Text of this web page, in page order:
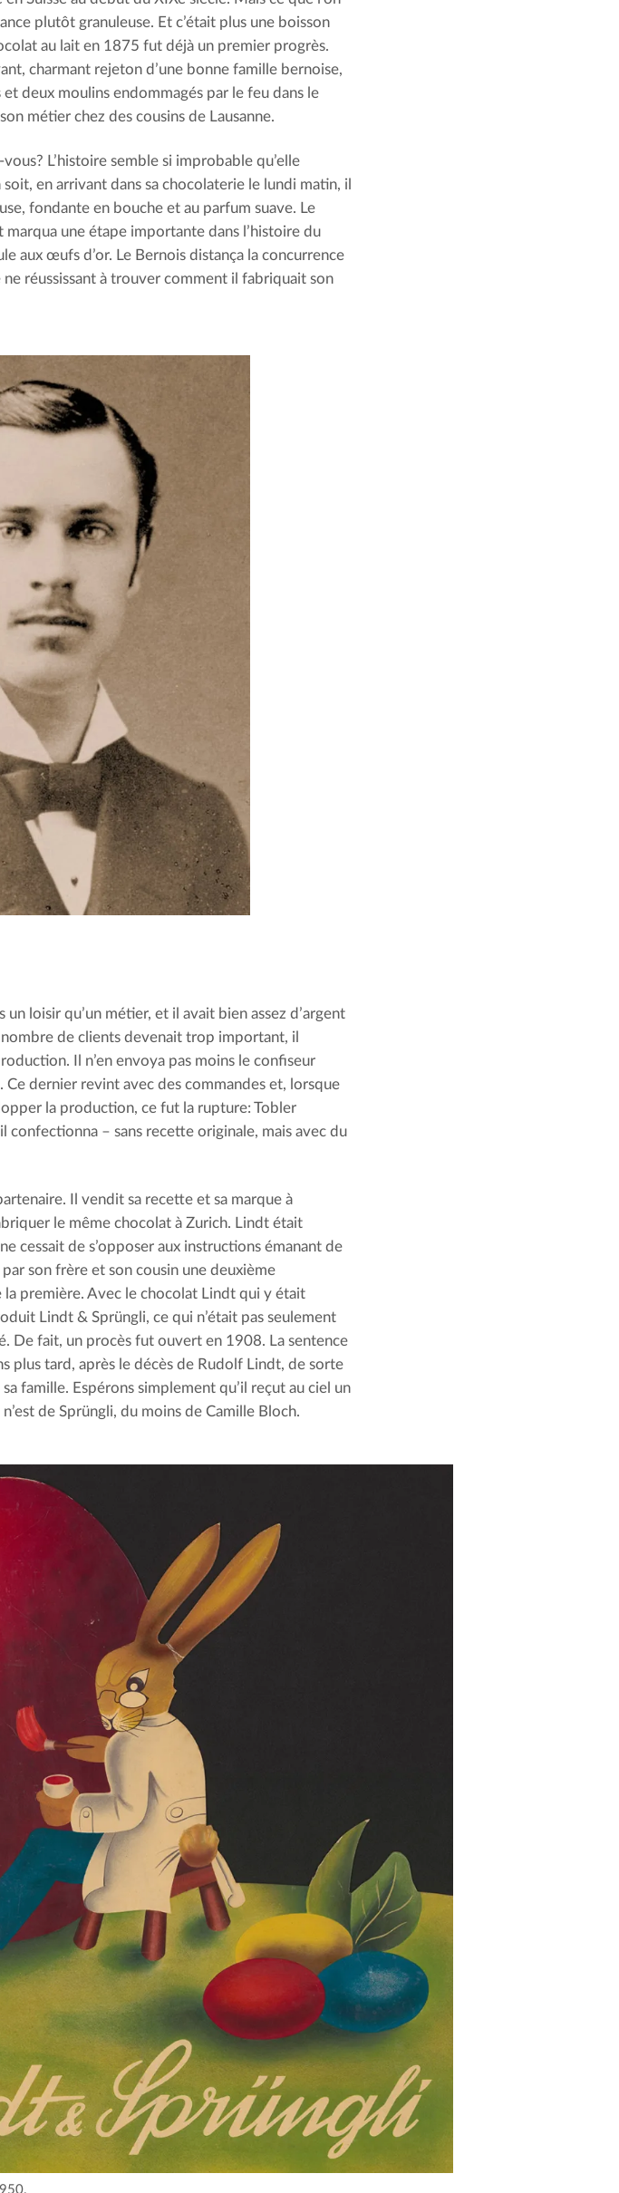
plutôt granuleuse. Et c’était plus une boisson
au lait en 1875 fut déjà un premier progrès.
charmant rejeton d’une bonne famille bernoise,
deux moulins endommagés par le feu dans le
métier chez des cousins de Lausanne.
L’histoire semble si improbable qu’elle
en arrivant dans sa chocolaterie le lundi matin, il
fondante en bouche et au parfum suave. Le
une étape importante dans l’histoire du
aux œufs d’or. Le Bernois distança la concurrence
réussissant à trouver comment il fabriquait son
loisir qu’un métier, et il avait bien assez d’argent
de clients devenait trop important, il
Il n’en envoya pas moins le confiseur
Ce dernier revint avec des commandes et, lorsque
la production, ce fut la rupture: Tobler
confectionna – sans recette originale, mais avec du
Il vendit sa recette et sa marque à
le même chocolat à Zurich. Lindt était
cessait de s’opposer aux instructions émanant de
son frère et son cousin une deuxième
première. Avec le chocolat Lindt qui y était
Lindt & Sprüngli, ce qui n’était pas seulement
De fait, un procès fut ouvert en 1908. La sentence
plus tard, après le décès de Rudolf Lindt, de sorte
famille. Espérons simplement qu’il reçut au ciel un
de Sprüngli, du moins de Camille Bloch.